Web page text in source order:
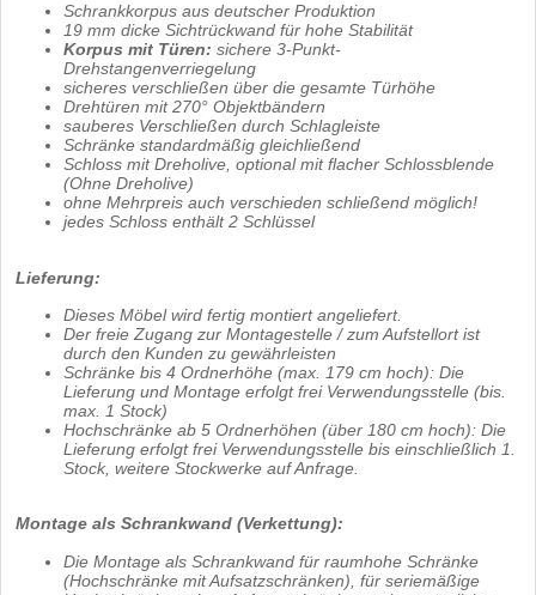
Schrankkorpus aus deutscher Produktion
19 mm dicke Sichtrückwand für hohe Stabilität
Korpus mit Türen: sichere 3-Punkt-
Drehstangenverriegelung
sicheres verschließen über die gesamte Türhöhe
Drehtüren mit 270° Objektbändern
sauberes Verschließen durch Schlagleiste
Schränke standardmäßig gleichließend
Schloss mit Dreholive, optional mit flacher Schlossblende
(Ohne Dreholive)
ohne Mehrpreis auch verschieden schließend möglich!
jedes Schloss enthält 2 Schlüssel
Lieferung:
Dieses Möbel wird fertig montiert angeliefert.
Der freie Zugang zur Montagestelle / zum Aufstellort ist
durch den Kunden zu gewährleisten
Schränke bis 4 Ordnerhöhe (max. 179 cm hoch): Die
Lieferung und Montage erfolgt frei Verwendungsstelle (bis.
max. 1 Stock)
Hochschränke ab 5 Ordnerhöhen (über 180 cm hoch): Die
Lieferung erfolgt frei Verwendungsstelle bis einschließlich 1.
Stock, weitere Stockwerke auf Anfrage.
Montage als Schrankwand (Verkettung):
Die Montage als Schrankwand für raumhohe Schränke
(Hochschränke mit Aufsatzschränken), für seriemäßige